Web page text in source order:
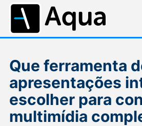
Que ferramenta
apresentações
escolher para
multimídia